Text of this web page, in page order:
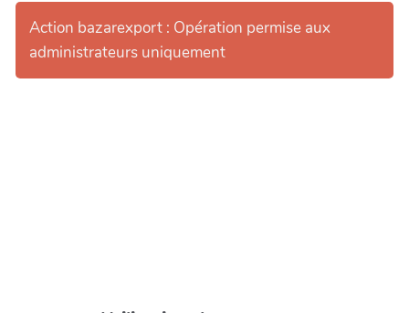
Action bazarexport : Opération permise aux
administrateurs uniquement